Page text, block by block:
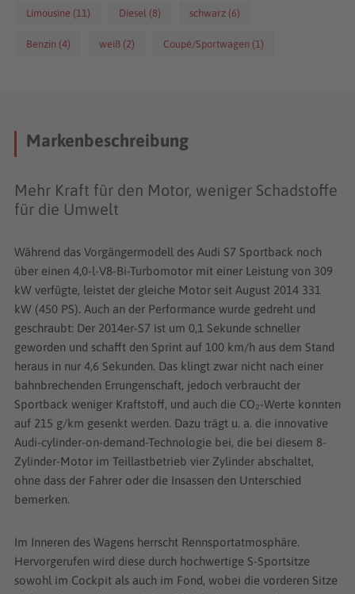
Takt des kräftigen Motors.
Limousine (11) Diesel (8) schwarz (6)
Benzin (4) weiß (2) Coupé/Sportwagen (1)
Markenbeschreibung
Mehr Kraft für den Motor, weniger Schadstoffe
für die Umwelt
Während das Vorgängermodell des Audi S7 Sportback noch
über einen 4,0-l-V8-Bi-Turbomotor mit einer Leistung von 309
kW verfügte, leistet der gleiche Motor seit August 2014 331
kW (450 PS). Auch an der Performance wurde gedreht und
geschraubt: Der 2014er-S7 ist um 0,1 Sekunde schneller
geworden und schafft den Sprint auf 100 km/h aus dem Stand
heraus in nur 4,6 Sekunden. Das klingt zwar nicht nach einer
bahnbrechenden Errungenschaft, jedoch verbraucht der
Sportback weniger Kraftstoff, und auch die CO₂-Werte konnten
auf 215 g/km gesenkt werden. Dazu trägt u. a. die innovative
Audi-cylinder-on-demand-Technologie bei, die bei diesem 8-
Zylinder-Motor im Teillastbetrieb vier Zylinder abschaltet,
ohne dass der Fahrer oder die Insassen den Unterschied
bemerken.
Im Inneren des Wagens herrscht Rennsportatmosphäre.
Hervorgerufen wird diese durch hochwertige S-Sportsitze
sowohl im Cockpit als auch im Fond, wobei die vorderen Sitze